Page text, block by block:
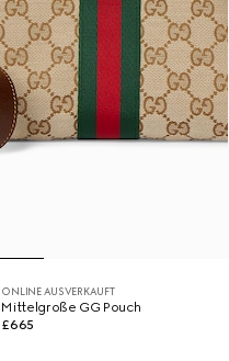
ONLINE AUSVERKAUFT
Mittelgroße GG Pouch
£665